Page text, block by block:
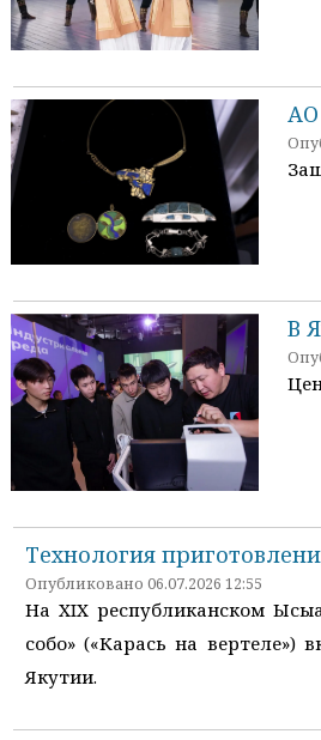
В
Технология
Опубликовано 06.07.2026 12:55
На XIX республиканском
собо» («Карась на вертеле»)
Якутии.